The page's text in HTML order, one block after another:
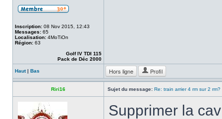
Inscription: 08 Nov 2015, 12:43
Messages: 65
Localisation: 4MoTiOn
Région: 63
Golf IV TDI 115
Pack de Déc 2000
Haut| Bas Hors ligne Profil
Riri16 Sujet du message: Re: train arrier 4 rm sur 2 rm?
Supprimer la